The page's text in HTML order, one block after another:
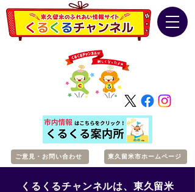
ご意見・お問い合わせ 東久留米市ホームページ
くるくるチャンネルは、東久留米